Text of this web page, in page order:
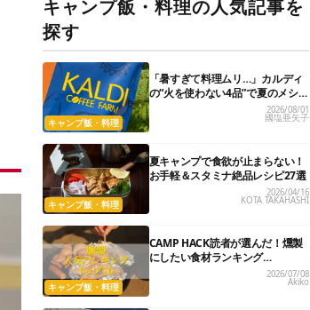
キャンプ飯・料理の人気記事を
探す
キャンプ飯・料理
「暑すぎて料理ムリ…」カルディ
の“火を使わない4品”で夏のメシが
爆速＆激うまになった
2026/08/01
國塩亜矢子
キャンプ飯・料理
夏キャンプで食欲が止まらない！
お手軽＆スタミナ絶品レシピ27選
2026/04/16
KOTA TAKAHASHI
キャンプ飯・料理
CAMP HACK読者が選んだ！燻製
にしたい食材ランキング
2026/07/08
Akiko